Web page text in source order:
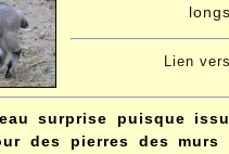
longs
Lien
surprise puisque
des pierres des